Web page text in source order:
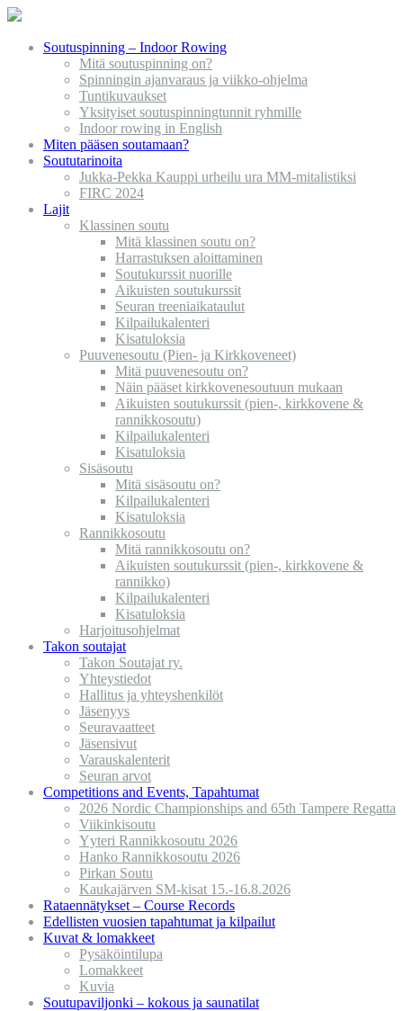
Soutuspinning – Indoor Rowing
Mitä soutuspinning on?
Spinningin ajanvaraus ja viikko-ohjelma
Tuntikuvaukset
Yksityiset soutuspinningtunnit ryhmille
Indoor rowing in English
Miten pääsen soutamaan?
Soututarinoita
Jukka-Pekka Kauppi urheilu ura MM-mitalistiksi
FIRC 2024
Lajit
Klassinen soutu
Mitä klassinen soutu on?
Harrastuksen aloittaminen
Soutukurssit nuorille
Aikuisten soutukurssit
Seuran treeniaikataulut
Kilpailukalenteri
Kisatuloksia
Puuvenesoutu (Pien- ja Kirkkoveneet)
Mitä puuvenesoutu on?
Näin pääset kirkkovenesoutuun mukaan
Aikuisten soutukurssit (pien-, kirkkovene &
rannikkosoutu)
Kilpailukalenteri
Kisatuloksia
Sisäsoutu
Mitä sisäsoutu on?
Kilpailukalenteri
Kisatuloksia
Rannikkosoutu
Mitä rannikkosoutu on?
Aikuisten soutukurssit (pien-, kirkkovene &
rannikko)
Kilpailukalenteri
Kisatuloksia
Harjoitusohjelmat
Takon soutajat
Takon Soutajat ry.
Yhteystiedot
Hallitus ja yhteyshenkilöt
Jäsenyys
Seuravaatteet
Jäsensivut
Varauskalenterit
Seuran arvot
Competitions and Events, Tapahtumat
2026 Nordic Championships and 65th Tampere Regatta
Viikinkisoutu
Yyteri Rannikkosoutu 2026
Hanko Rannikkosoutu 2026
Pirkan Soutu
Kaukajärven SM-kisat 15.-16.8.2026
Rataennätykset – Course Records
Edellisten vuosien tapahtumat ja kilpailut
Kuvat & lomakkeet
Pysäköintilupa
Lomakkeet
Kuvia
Soutupaviljonki – kokous ja saunatilat